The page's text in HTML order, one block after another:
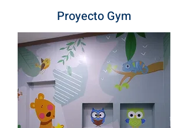
Proyecto Gym